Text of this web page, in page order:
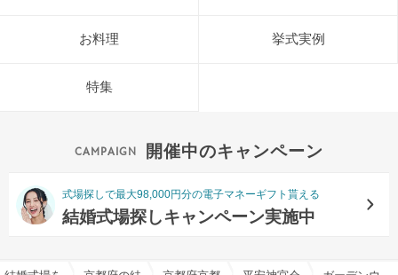
お料理 挙式実例
特集
開催中のキャンペーン
式場探しで最大98,000円分の電子マネーギフト貰える
結婚式場探しキャンペーン実施中